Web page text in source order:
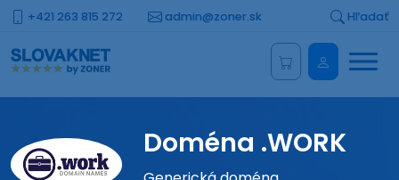
+421 263 815 272 admin@zoner.sk Hľadať
Menu
Doména .WORK